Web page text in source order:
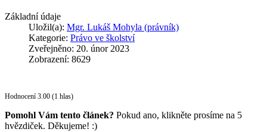
Základní údaje
Uložil(a): Mgr. Lukáš Mohyla (právník)
Kategorie: Právo ve školství
Zveřejněno: 20. únor 2023
Zobrazení: 8629
Hodnocení 3.00 (1 hlas)
Pomohl Vám tento článek? Pokud ano, klikněte prosíme na 5
hvězdiček. Děkujeme! :)